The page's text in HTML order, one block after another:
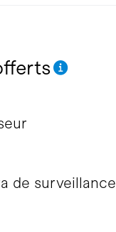
de surveillance